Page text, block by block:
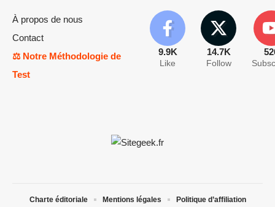
À propos de nous
Contact
⚖️ Notre Méthodologie de
Test
9.9K
Like
14.7K
Follow
Charte éditoriale Mentions légales
Politique d’affiliation